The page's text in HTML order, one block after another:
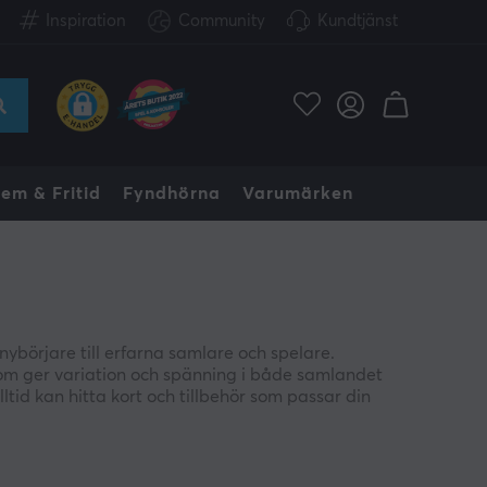
Inspiration Community Kundtjänst
& Fritid Fyndhörna Varumärken
till erfarna samlare och spelare.
ger variation och spänning i både samlandet
kan hitta kort och tillbehör som passar din